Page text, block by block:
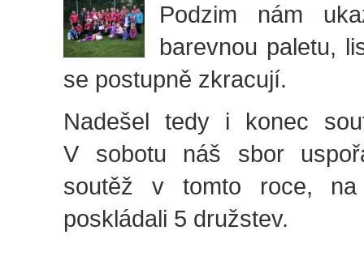
Podzim nám
barevnou paletu,
se postupně zkracují.
Nadešel tedy i konec
V sobotu náš sbor
soutěž v tomto roce,
poskládali 5 družstev.